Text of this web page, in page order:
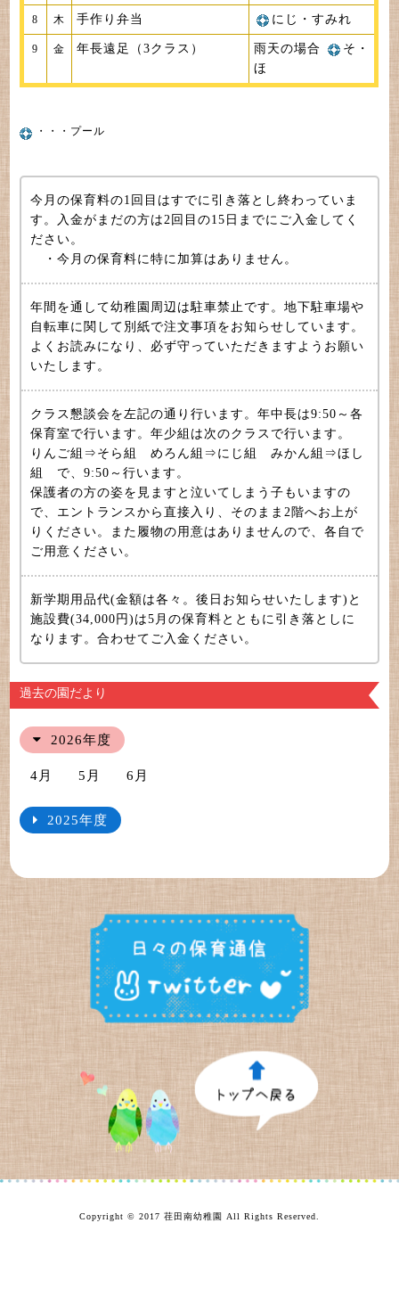
8 木 手作り弁当 にじ・すみれ
9 金 年長遠足（3クラス） 雨天の場合
そ・
ほ
・・・プール
今月の保育料の1回目はすでに引き落とし終わっていま
す。入金がまだの方は2回目の15日までにご入金してく
ださい。
・今月の保育料に特に加算はありません。
年間を通して幼稚園周辺は駐車禁止です。地下駐車場や
自転車に関して別紙で注文事項をお知らせしています。
よくお読みになり、必ず守っていただきますようお願い
いたします。
クラス懇談会を左記の通り行います。年中長は9:50～各
保育室で行います。年少組は次のクラスで行います。
りんご組⇒そら組 めろん組⇒にじ組 みかん組⇒ほし
組 で、9:50～行います。
保護者の方の姿を見ますと泣いてしまう子もいますの
で、エントランスから直接入り、そのまま2階へお上が
りください。また履物の用意はありませんので、各自で
ご用意ください。
新学期用品代(金額は各々。後日お知らせいたします)と
施設費(34,000円)は5月の保育料とともに引き落としに
なります。合わせてご入金ください。
過去の園だより
2026年度
4月 5月 6月
2025年度
Copyright © 2017 荏田南幼稚園 All Rights Reserved.